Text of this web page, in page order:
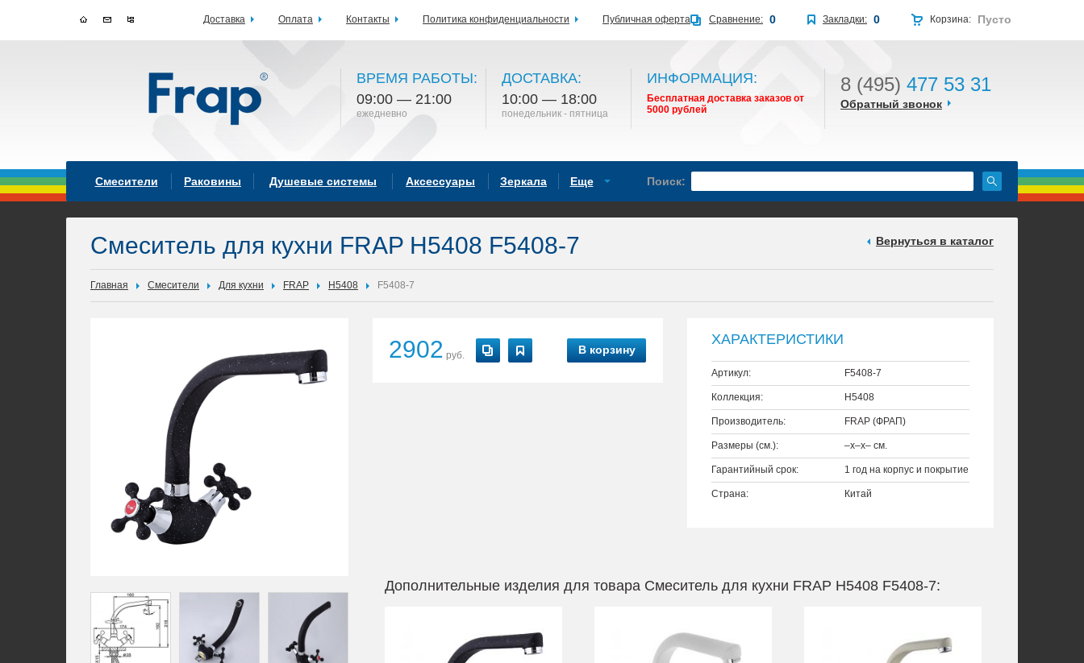
ВРЕМЯ РАБОТЫ:
09:00 — 21:00
ежедневно
ДОСТАВКА:
10:00 — 18:00
понедельник - пятница
ИНФОРМАЦИЯ:
Бесплатная доставка заказов от
5000 рублей
8 (495) 477 53 31
Обратный звонок
Смесители Раковины Душевые системы Аксессуары Зеркала Еще Поиск:
Смеситель для кухни FRAP H5408 F5408-7 Вернуться в каталог
Главная Смесители Для кухни FRAP H5408 F5408-7
2902 руб. В корзину
ХАРАКТЕРИСТИКИ
Артикул: F5408-7
Коллекция: H5408
Производитель: FRAP (ФРАП)
Размеры (см.): –x–x– см.
Гарантийный срок: 1 год на корпус и покрытие
Страна: Китай
Дополнительные изделия для товара Смеситель для кухни FRAP H5408 F5408-7:
Доставка Оплата Контакты Политика конфиденциальности Публичная оферта Корзина: Пусто
Закладки: 0
Сравнение: 0